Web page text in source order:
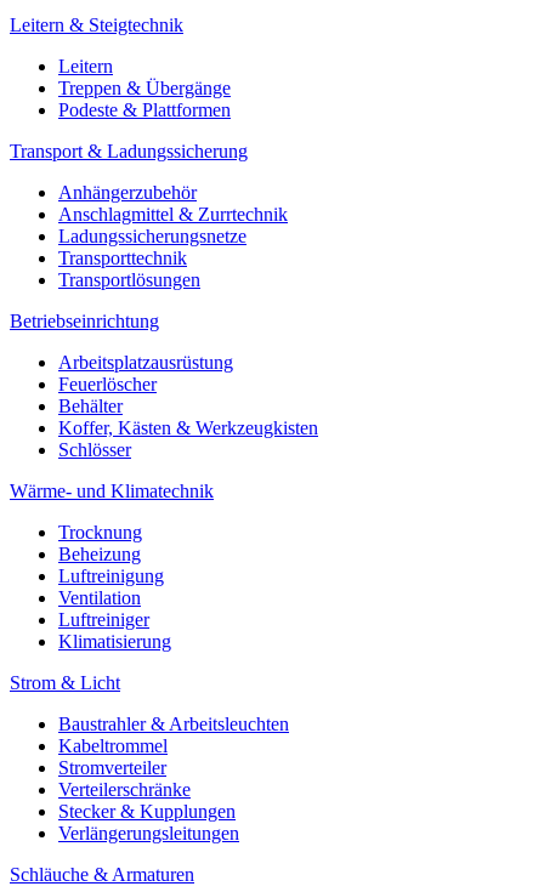
Leitern & Steigtechnik
Leitern
Treppen & Übergänge
Podeste & Plattformen
Transport & Ladungssicherung
Anhängerzubehör
Anschlagmittel & Zurrtechnik
Ladungssicherungsnetze
Transporttechnik
Transportlösungen
Betriebseinrichtung
Arbeitsplatzausrüstung
Feuerlöscher
Behälter
Koffer, Kästen & Werkzeugkisten
Schlösser
Wärme- und Klimatechnik
Trocknung
Beheizung
Luftreinigung
Ventilation
Luftreiniger
Klimatisierung
Strom & Licht
Baustrahler & Arbeitsleuchten
Kabeltrommel
Stromverteiler
Verteilerschränke
Stecker & Kupplungen
Verlängerungs­leitungen
Schläuche & Armaturen